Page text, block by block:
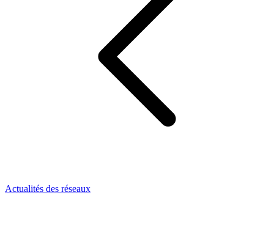
Actualités des réseaux